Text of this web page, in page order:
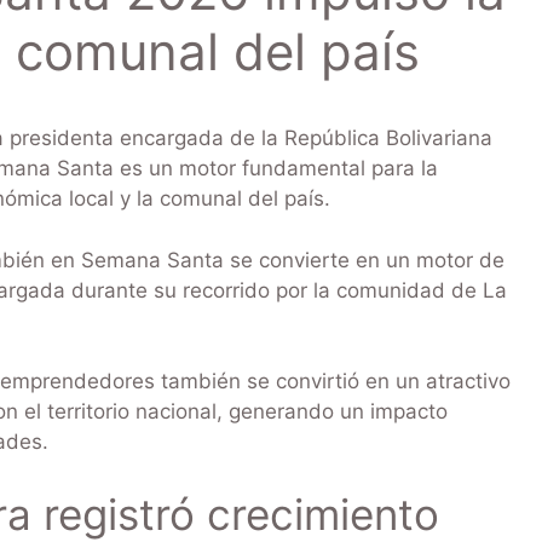
del país
encargada de la República Bolivariana
Santa es un motor fundamental para la
local y la comunal del país.
en Semana Santa se convierte en un motor de
durante su recorrido por la comunidad de La
también se convirtió en un atractivo
el territorio nacional, generando un impacto
registró crecimiento